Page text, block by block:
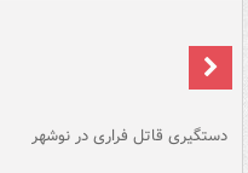
دستگیری قاتل فراری در نوشهر